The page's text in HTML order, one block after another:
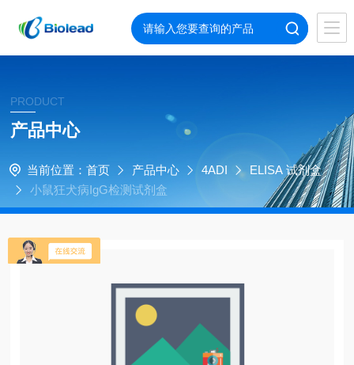
PRODUCT
产品中心
当前位置： 首页 产品中心 4ADI
ELISA 试剂盒
小鼠狂犬病IgG检测试剂盒